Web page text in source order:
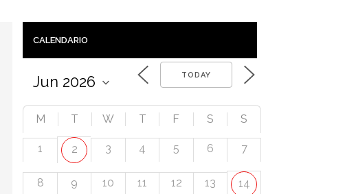
CALENDARIO
TODAY
M T W T F S S
1 2 3 4 5 6 7
8 9 10 11 12 13 14